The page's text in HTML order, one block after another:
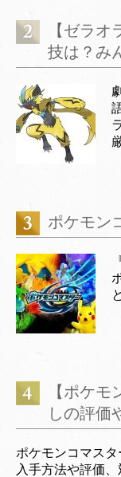
【ゼラオ
技は？み
ポケモン
【ポケ
しの評価
ポケモンコマス
入手方法や評価